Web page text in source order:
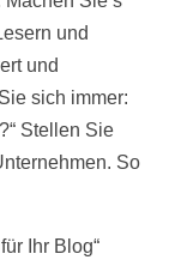
und
und
sich immer:
Stellen Sie
So
Ihr Blog“